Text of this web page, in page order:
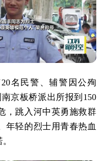
名民警、辅警因公殉
京板桥派出所报到150
，跳入河中英勇施救群
年轻的烈士用青春热血